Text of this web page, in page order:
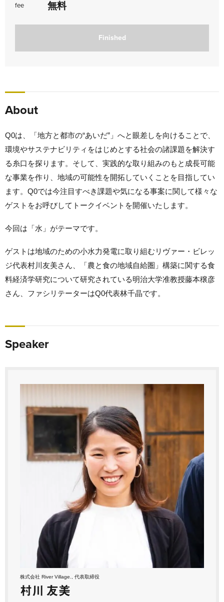
fee 無料
Finished
About
Q0は、「地方と都市の“あいだ”」へと眼差しを向けることで、
環境やサステナビリティをはじめとする社会の諸課題を解決す
る糸口を探ります。そして、実践的な取り組みのもと成長可能
な事業を作り、地域の可能性を開拓していくことを目指してい
ます。Q0では今注目すべき課題や気になる事案に関して様々な
ゲストをお呼びしてトークイベントを開催いたします。
今回は「水」がテーマです。
ゲストは地域のための小水力発電に取り組むリヴァー・ビレッ
ジ代表村川友美さん、「農と食の地域自給圏」構築に関する食
料経済学研究について研究されている明治大学准教授藤本穣彦
さん、ファシリテーターはQ0代表林千晶です。
Speaker
株式会社 River Village., 代表取締役
村川 友美